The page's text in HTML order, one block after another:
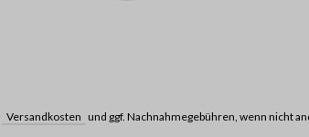
Versandkosten und ggf. Nachnahmegebühren, wenn nicht